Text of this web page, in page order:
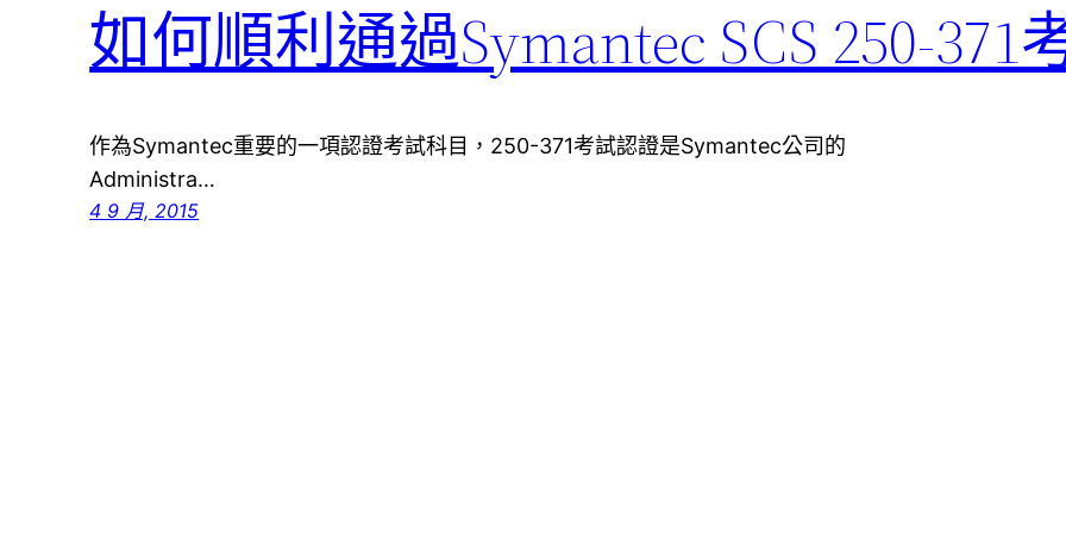
如何順利通過Symantec SCS 250-371
作為Symantec重要的一項認證考試科目，250-371考試認證是Symantec公司的
Administra…
4 9 月, 2015